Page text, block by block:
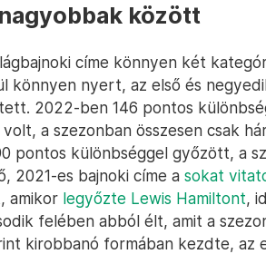
között
címe könnyen két
könnyen nyert, az első és
2022-ben 146 pontos
a szezonban összesen csak
pontos különbséggel győzött, a
2021-es bajnoki címe a sokat
amikor legyőzte Lewis Hamiltont,
felében abból élt, amit a
kirobbanó formában kezdte, az